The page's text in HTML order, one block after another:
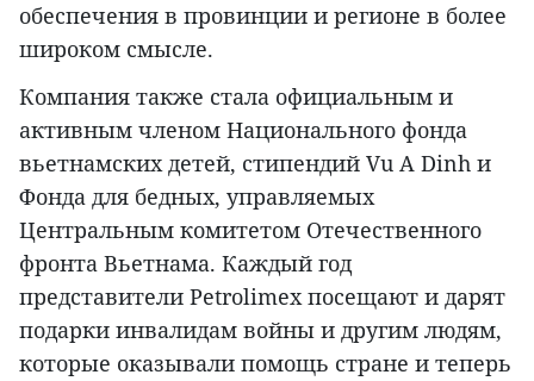
обеспечения в провинции и регионе в более
широком смысле.
Компания также стала официальным и
активным членом Национального фонда
вьетнамских детей, стипендий Vu A Dinh и
Фонда для бедных, управляемых
Центральным комитетом Отечественного
фронта Вьетнама. Каждый год
представители Petrolimex посещают и дарят
подарки инвалидам войны и другим людям,
которые оказывали помощь стране и теперь